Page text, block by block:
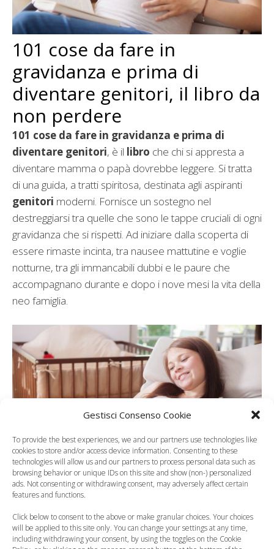
Gestisci Consenso Cookie
To provide the best experiences, we and our partners use technologies like
cookies to store and/or access device information. Consenting to these
technologies will allow us and our partners to process personal data such as
browsing behavior or unique IDs on this site and show (non-) personalized
ads. Not consenting or withdrawing consent, may adversely affect certain
features and functions.
Click below to consent to the above or make granular choices. Your choices
will be applied to this site only. You can change your settings at any time,
including withdrawing your consent, by using the toggles on the Cookie
101 cose da fare in
gravidanza e prima di
diventare genitori, il libro da
non perdere
101 cose da fare in gravidanza e prima di
diventare genitori, è il libro che chi si appresta a
diventare mamma o papà dovrebbe leggere. Si tratta
di una guida, a tratti spiritosa, destinata agli aspiranti
genitori moderni. Fornisce un sostegno nel
destreggiarsi tra quelle che sono le tappe cruciali di ogni
gravidanza che si rispetti. Ad iniziare dalla scoperta di
essere rimaste incinta, tra nausee mattutine e voglie
notturne, tra gli immancabili dubbi e le paure che
accompagnano durante e dopo i nove mesi la vita della
neo famiglia.
Categorie
Consigli per gli Acquisti